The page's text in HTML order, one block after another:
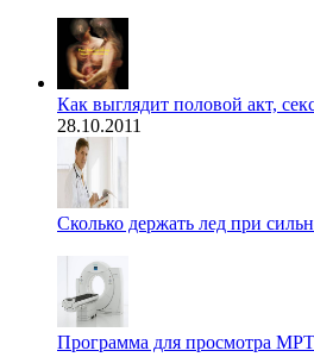
Как выглядит половой акт,
28.10.2011
Сколько держать лед при
Программа для просмотра